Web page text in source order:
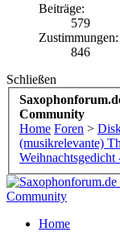
Beiträge:
579
Zustimmungen:
846
Schließen
Community
Home Foren >
(musikrelevante)
Home